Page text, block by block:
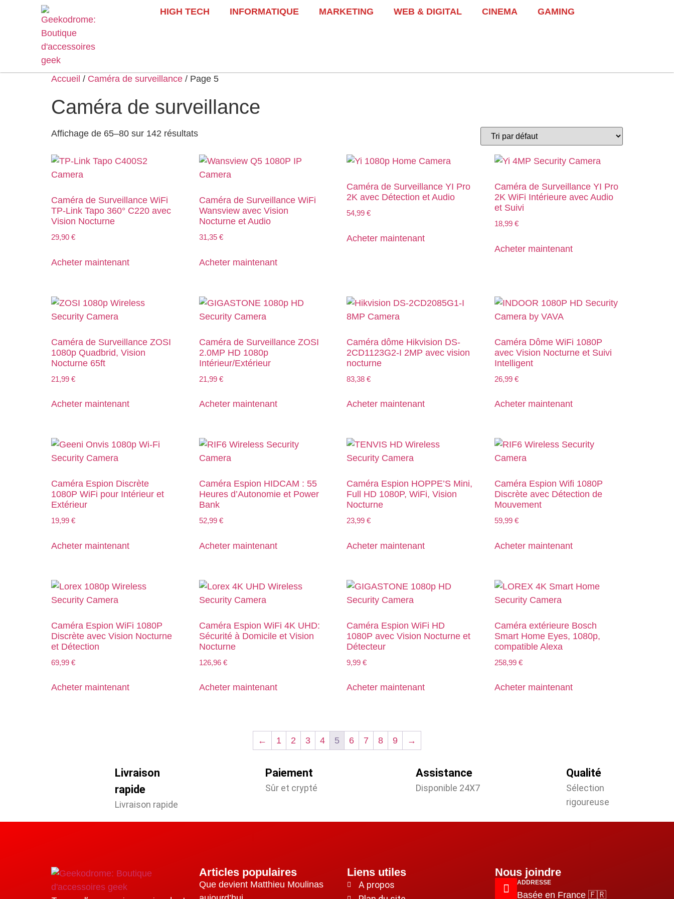
HIGH TECH INFORMATIQUE MARKETING WEB & DIGITAL CINEMA GAMING
Accueil / Caméra de surveillance / Page 5
Caméra de surveillance
Affichage de 65–80 sur 142 résultats
Caméra de Surveillance WiFi
TP-Link Tapo 360° C220 avec
Vision Nocturne
29,90 €
Acheter maintenant
Caméra de Surveillance WiFi
Wansview avec Vision
Nocturne et Audio
31,35 €
Acheter maintenant
Caméra de Surveillance YI Pro
2K avec Détection et Audio
54,99€
Acheter maintenant
Caméra de Surveillance YI Pro
2K WiFi Intérieure avec Audio
et Suivi
18,99€
Acheter maintenant
Caméra de Surveillance ZOSI
1080p Quadbrid, Vision
Nocturne 65ft
21,99 €
Acheter maintenant
Caméra de Surveillance ZOSI
2.0MP HD 1080p
Intérieur/Extérieur
21,99 €
Acheter maintenant
Caméra dôme Hikvision DS-
2CD1123G2-I 2MP avec vision
nocturne
83,38€
Acheter maintenant
Caméra Dôme WiFi 1080P
avec Vision Nocturne et Suivi
Intelligent
26,99€
Acheter maintenant
Caméra Espion Discrète
1080P WiFi pour Intérieur et
Extérieur
19,99 €
Acheter maintenant
Caméra Espion HIDCAM : 55
Heures d’Autonomie et Power
Bank
52,99 €
Acheter maintenant
Caméra Espion HOPPE’S Mini,
Full HD 1080P, WiFi, Vision
Nocturne
23,99€
Acheter maintenant
Caméra Espion Wifi 1080P
Discrète avec Détection de
Mouvement
59,99€
Acheter maintenant
Caméra Espion WiFi 1080P
Discrète avec Vision Nocturne
et Détection
69,99 €
Acheter maintenant
Caméra Espion WiFi 4K UHD:
Sécurité à Domicile et Vision
Nocturne
126,96 €
Acheter maintenant
Caméra Espion WiFi HD
1080P avec Vision Nocturne et
Détecteur
9,99€
Acheter maintenant
Caméra extérieure Bosch
Smart Home Eyes, 1080p,
compatible Alexa
258,99€
Acheter maintenant
← 1 2 3 4 5 6 7 8 9 →
Livraison
rapide
Livraison rapide
Paiement
Sûr et crypté
Assistance
Disponible 24X7
Qualité
Sélection
rigoureuse
Articles populaires
Que devient Matthieu Moulinas
Liens utiles
A propos
Nous joindre
ADDRESSE
Basée en France 🇫🇷